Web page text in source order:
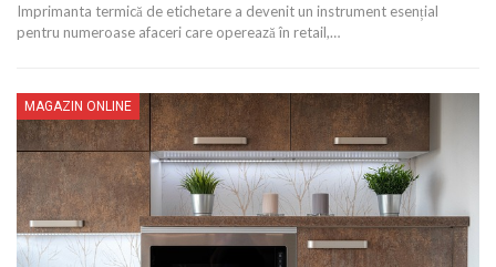
Imprimanta termică de etichetare a devenit un instrument esențial
pentru numeroase afaceri care operează în retail,…
MAGAZIN ONLINE